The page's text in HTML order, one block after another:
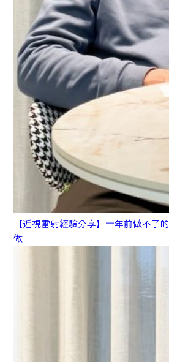
【近視雷射經驗分享】十年前做不了
做